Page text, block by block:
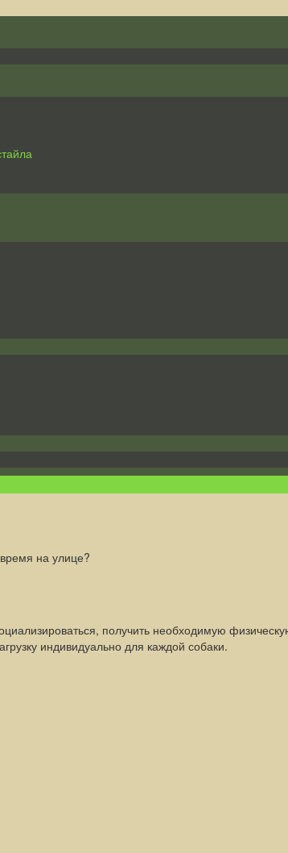
на улице?
получить необходимую
индивидуально для каждой собаки.